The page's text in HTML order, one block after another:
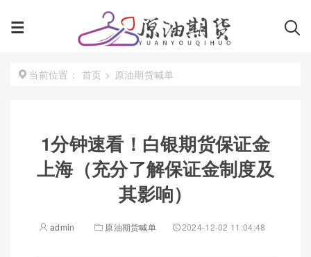
当前位置： 首页 > 原油期货喊单
1分钟速看！白银期货保证金
上海（充分了解保证金制度及
其影响）
admin 原油期货喊单 2024-12-02 11:04:48